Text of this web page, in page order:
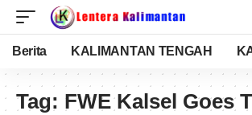
Berita KALIMANTAN TENGAH
Tag: FWE Kalsel Goes